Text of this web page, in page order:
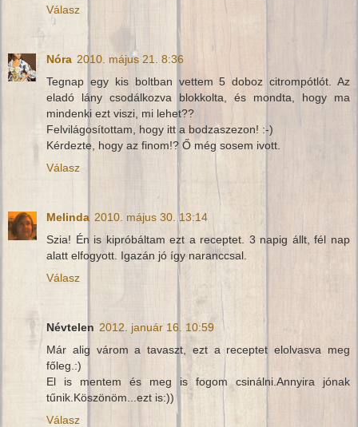
Válasz
Nóra 2010. május 21. 8:36
Tegnap egy kis boltban vettem 5 doboz citrompótlót. Az
eladó lány csodálkozva blokkolta, és mondta, hogy ma
mindenki ezt viszi, mi lehet??
Felvilágosítottam, hogy itt a bodzaszezon! :-)
Kérdezte, hogy az finom!? Ő még sosem ivott.
Válasz
Melinda 2010. május 30. 13:14
Szia! Én is kipróbáltam ezt a receptet. 3 napig állt, fél nap
alatt elfogyott. Igazán jó így naranccsal.
Válasz
Névtelen 2012. január 16. 10:59
Már alig várom a tavaszt, ezt a receptet elolvasva meg
főleg.:)
El is mentem és meg is fogom csinálni.Annyira jónak
tűnik.Köszönöm...ezt is:))
Válasz